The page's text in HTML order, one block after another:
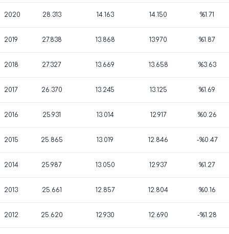
2020 28.313 14.163 14.150 %1.71
2019 27.838 13.868 13.970 %1.87
2018 27.327 13.669 13.658 %3.63
2017 26.370 13.245 13.125 %1.69
2016 25.931 13.014 12.917 %0.26
2015 25.865 13.019 12.846 -%0.47
2014 25.987 13.050 12.937 %1.27
2013 25.661 12.857 12.804 %0.16
2012 25.620 12.930 12.690 -%1.28